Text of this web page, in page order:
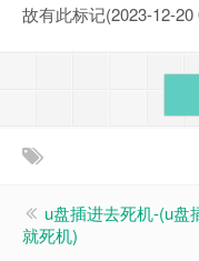
故有此标记(2023-12-20
u盘插进去死机-(u盘
就死机)